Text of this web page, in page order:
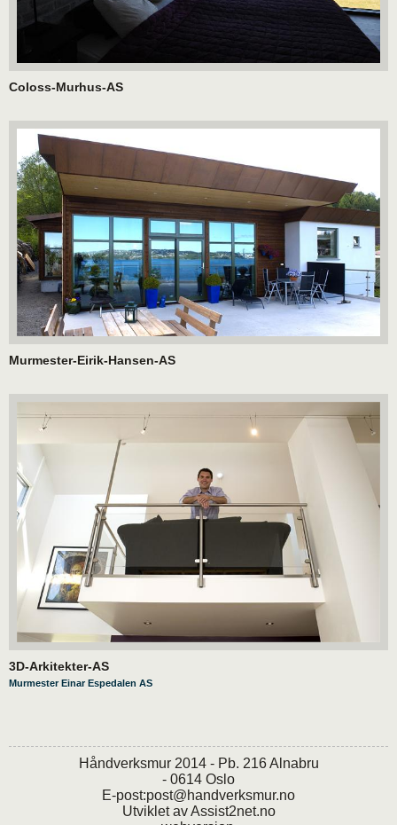
Coloss-Murhus-AS
Murmester-Eirik-Hansen-AS
3D-Arkitekter-AS
Murmester Einar Espedalen AS
Håndverksmur 2014 - Pb. 216 Alnabru
- 0614 Oslo
E-post:post@handverksmur.no
Utviklet avAssist2net.no